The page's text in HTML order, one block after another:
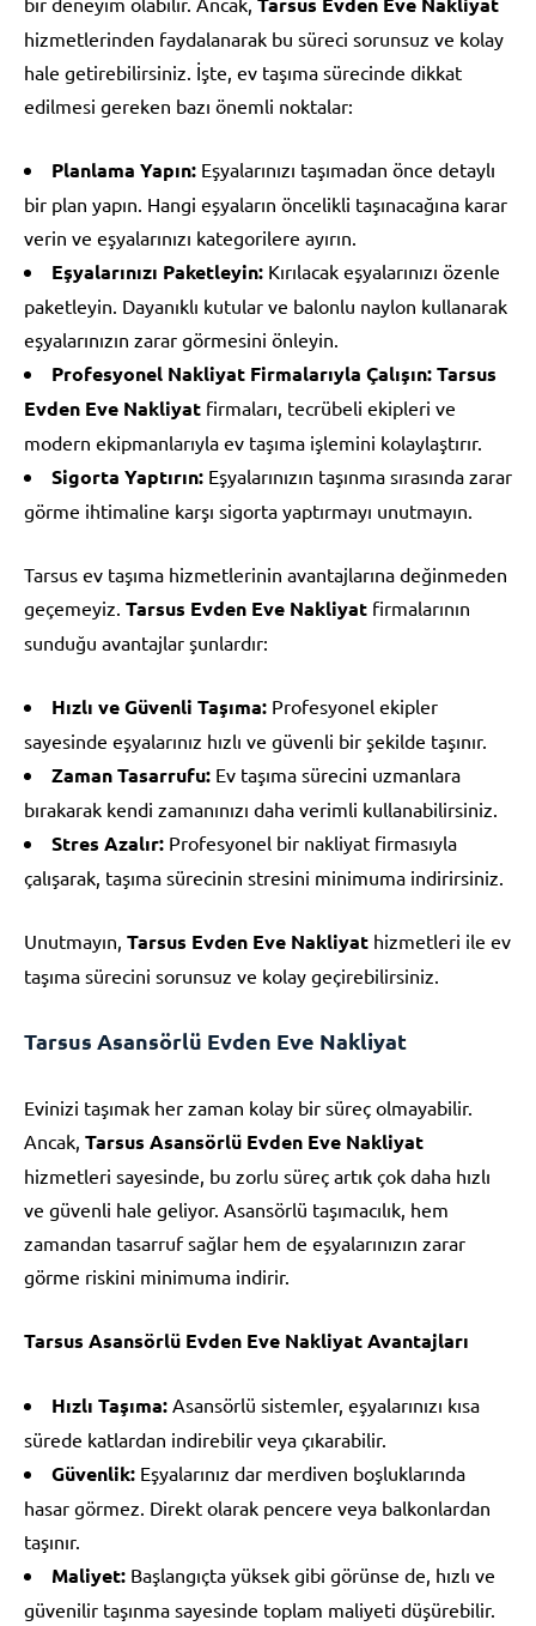
hizmetlerinden faydalanarak bu süreci sorunsuz ve kolay
hale getirebilirsiniz. İşte, ev taşıma sürecinde dikkat
edilmesi gereken bazı önemli noktalar:
Planlama Yapın: Eşyalarınızı taşımadan önce detaylı
bir plan yapın. Hangi eşyaların öncelikli taşınacağına karar
verin ve eşyalarınızı kategorilere ayırın.
Eşyalarınızı Paketleyin: Kırılacak eşyalarınızı özenle
paketleyin. Dayanıklı kutular ve balonlu naylon kullanarak
eşyalarınızın zarar görmesini önleyin.
Profesyonel Nakliyat Firmalarıyla Çalışın:Tarsus
Evden Eve Nakliyat firmaları, tecrübeli ekipleri ve
modern ekipmanlarıyla ev taşıma işlemini kolaylaştırır.
Sigorta Yaptırın: Eşyalarınızın taşınma sırasında zarar
görme ihtimaline karşı sigorta yaptırmayı unutmayın.
Tarsus ev taşıma hizmetlerinin avantajlarına değinmeden
geçemeyiz. Tarsus Evden Eve Nakliyat firmalarının
sunduğu avantajlar şunlardır:
Hızlı ve Güvenli Taşıma: Profesyonel ekipler
sayesinde eşyalarınız hızlı ve güvenli bir şekilde taşınır.
Zaman Tasarrufu: Ev taşıma sürecini uzmanlara
bırakarak kendi zamanınızı daha verimli kullanabilirsiniz.
Stres Azalır: Profesyonel bir nakliyat firmasıyla
çalışarak, taşıma sürecinin stresini minimuma indirirsiniz.
Unutmayın, Tarsus Evden Eve Nakliyat hizmetleri ile ev
taşıma sürecini sorunsuz ve kolay geçirebilirsiniz.
Tarsus Asansörlü Evden Eve Nakliyat
Evinizi taşımak her zaman kolay bir süreç olmayabilir.
Ancak, Tarsus Asansörlü Evden Eve Nakliyat
hizmetleri sayesinde, bu zorlu süreç artık çok daha hızlı
ve güvenli hale geliyor. Asansörlü taşımacılık, hem
zamandan tasarruf sağlar hem de eşyalarınızın zarar
görme riskini minimuma indirir.
Tarsus Asansörlü Evden Eve Nakliyat Avantajları
Hızlı Taşıma: Asansörlü sistemler, eşyalarınızı kısa
sürede katlardan indirebilir veya çıkarabilir.
Güvenlik: Eşyalarınız dar merdiven boşluklarında
hasar görmez. Direkt olarak pencere veya balkonlardan
taşınır.
Maliyet: Başlangıçta yüksek gibi görünse de, hızlı ve
güvenilir taşınma sayesinde toplam maliyeti düşürebilir.